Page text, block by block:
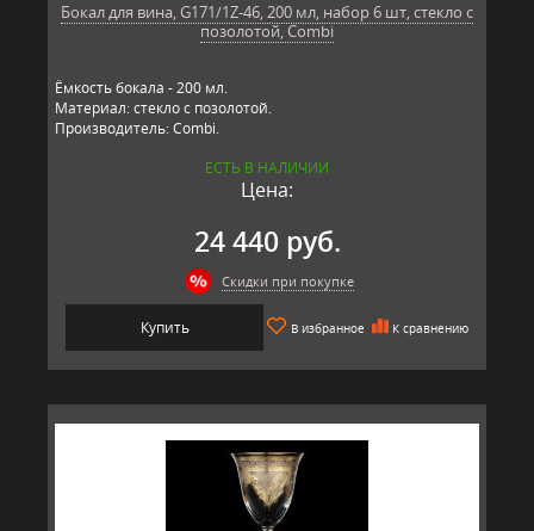
Бокал для вина, G171/1Z-46, 200 мл, набор 6 шт, стекло с
позолотой, Combi
Ёмкость бокала - 200 мл.
Материал: стекло с позолотой.
Производитель: Combi.
ЕСТЬ В НАЛИЧИИ
Цена:
24 440 руб.
Скидки при покупке
Купить В избранное К сравнению